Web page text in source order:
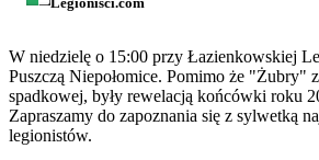
W niedzielę o 15:00 przy Łazienkowskiej
Puszczą Niepołomice. Pomimo że "Żubry"
spadkowej, były rewelacją końcówki roku
Zapraszamy do zapoznania się z sylwetką
legionistów.